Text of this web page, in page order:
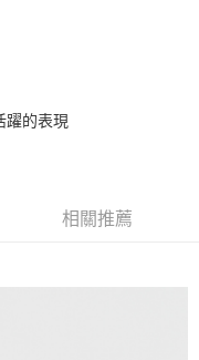
躍的表現
相關推薦